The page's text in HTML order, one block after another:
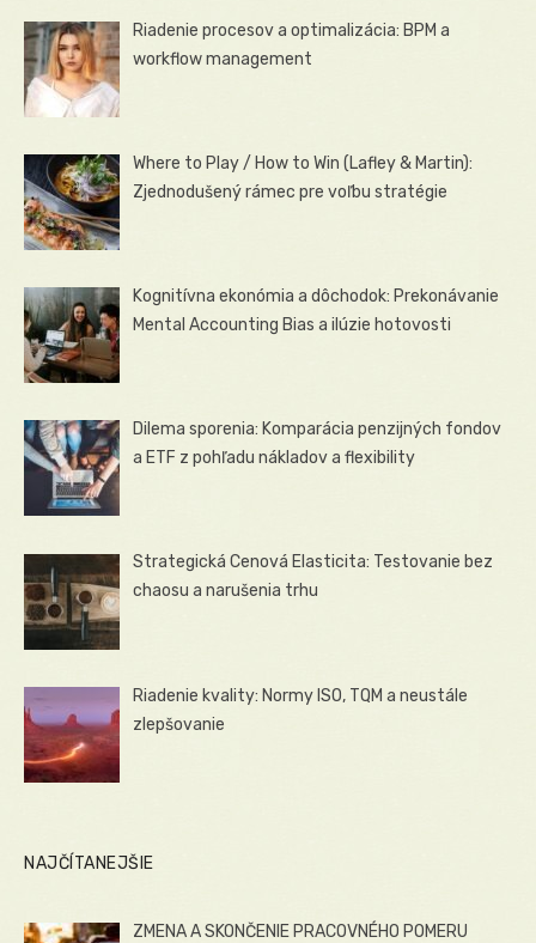
Riadenie procesov a optimalizácia: BPM a
workflow management
Where to Play / How to Win (Lafley & Martin):
Zjednodušený rámec pre voľbu stratégie
Kognitívna ekonómia a dôchodok: Prekonávanie
Mental Accounting Bias a ilúzie hotovosti
Dilema sporenia: Komparácia penzijných fondov
a ETF z pohľadu nákladov a flexibility
Strategická Cenová Elasticita: Testovanie bez
chaosu a narušenia trhu
Riadenie kvality: Normy ISO, TQM a neustále
zlepšovanie
NAJČÍTANEJŠIE
ZMENA A SKONČENIE PRACOVNÉHO POMERU